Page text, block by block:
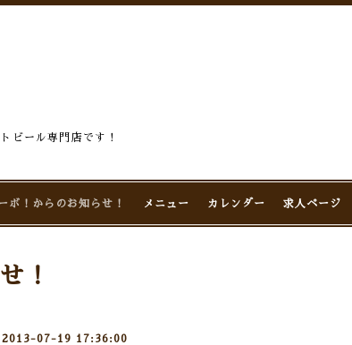
ビール専門店です！
ボ！からのお知らせ！ メニュー カレンダー 求人ページ
！
2013-07-19 17:36:00